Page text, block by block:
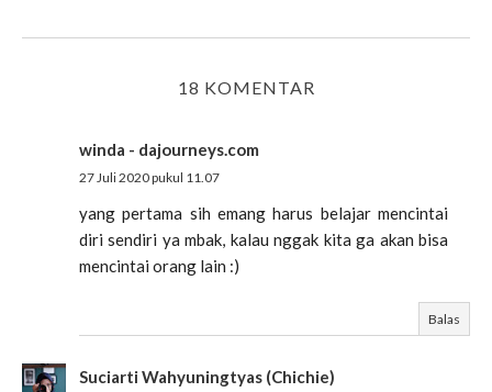
18 KOMENTAR
winda - dajourneys.com
27 Juli 2020 pukul 11.07
yang pertama sih emang harus belajar mencintai
diri sendiri ya mbak, kalau nggak kita ga akan bisa
mencintai orang lain :)
Balas
Suciarti Wahyuningtyas (Chichie)